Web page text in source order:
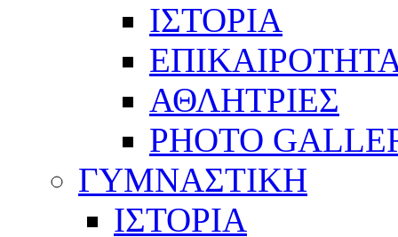
ΙΣΤΟΡΙΑ
ΑΘΛΗΤΡΙΕΣ
PHOTO
ΓΥΜΝΑΣΤΙΚΗ
ΙΣΤΟΡΙΑ